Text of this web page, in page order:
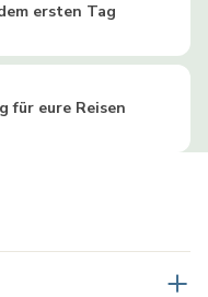
ersten Tag
für eure Reisen